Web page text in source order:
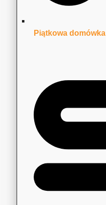
Piątkowa domówka